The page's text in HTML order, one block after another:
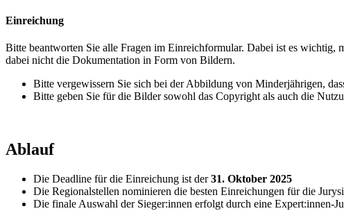
Einreichung
Bitte beantworten Sie alle Fragen im Einreichformular. Dabei ist es wichtig,
dabei nicht die Dokumentation in Form von Bildern.
Bitte vergewissern Sie sich bei der Abbildung von Minderjährigen,
Bitte geben Sie für die Bilder sowohl das Copyright als auch die
Ablauf
Die Deadline für die Einreichung ist der31. Oktober 2025
Die Regionalstellen nominieren die besten Einreichungen für die
Die finale Auswahl der Sieger:innen erfolgt durch eine Expert:innen-